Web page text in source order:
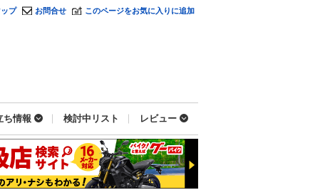
プ お問合せ このページをお気に入りに追加
ち情報 検討中リスト レビュー